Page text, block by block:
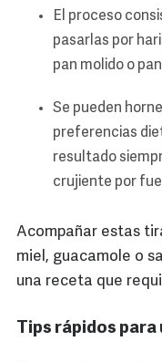
El proceso
pasarlas por
pan molido o
Se pueden
preferencias
resultado
crujiente por
Acompañar estas
miel, guacamole o
una receta que
Tips rápidos